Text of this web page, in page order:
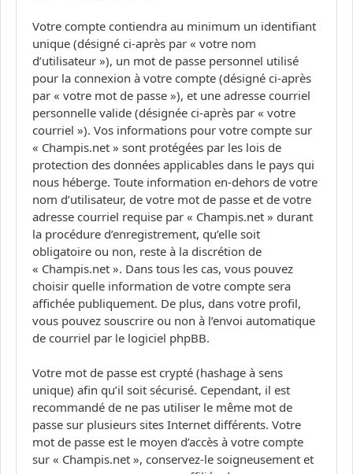
Votre compte contiendra au minimum un identifiant
unique (désigné ci-après par « votre nom
d’utilisateur »), un mot de passe personnel utilisé
pour la connexion à votre compte (désigné ci-après
par « votre mot de passe »), et une adresse courriel
personnelle valide (désignée ci-après par « votre
courriel »). Vos informations pour votre compte sur
« Champis.net » sont protégées par les lois de
protection des données applicables dans le pays qui
nous héberge. Toute information en-dehors de votre
nom d’utilisateur, de votre mot de passe et de votre
adresse courriel requise par « Champis.net » durant
la procédure d’enregistrement, qu’elle soit
obligatoire ou non, reste à la discrétion de
« Champis.net ». Dans tous les cas, vous pouvez
choisir quelle information de votre compte sera
affichée publiquement. De plus, dans votre profil,
vous pouvez souscrire ou non à l’envoi automatique
de courriel par le logiciel phpBB.
Votre mot de passe est crypté (hashage à sens
unique) afin qu’il soit sécurisé. Cependant, il est
recommandé de ne pas utiliser le même mot de
passe sur plusieurs sites Internet différents. Votre
mot de passe est le moyen d’accès à votre compte
sur « Champis.net », conservez-le soigneusement et